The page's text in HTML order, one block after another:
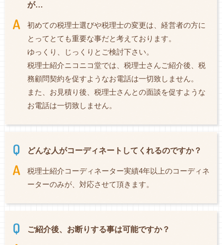
が…
初めての税理士選びや税理士の変更は、経営者の方に
とってとても重要な事だと考えております。
ゆっくり、じっくりとご検討下さい。
税理士紹介ニコニコ堂では、税理士さんご紹介後、税
務顧問契約を促すようなお電話は一切致しません。
また、お見積り後、税理士さんとの面談を促すような
お電話は一切致しません。
どんな人がコーディネートしてくれるのですか？
税理士紹介コーディネーター実績4年以上のコーディネ
ーターのみが、対応させて頂きます。
ご紹介後、お断りする事は可能ですか？